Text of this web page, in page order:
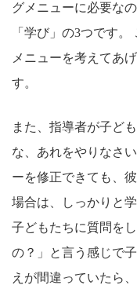
グメニューに必要な
「学び」の3つです
メニューを考えてあ
す。
また、指導者が子ど
な、あれをやりなさ
ーを修正できても、
場合は、しっかりと
子どもたちに質問を
の？」と言う感じで
えが間違っていたら